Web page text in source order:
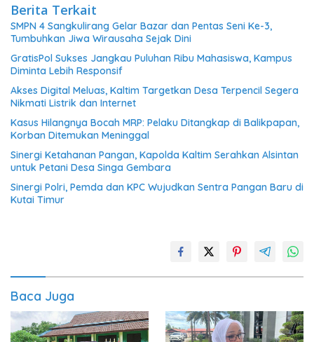
Berita Terkait
SMPN 4 Sangkulirang Gelar Bazar dan Pentas Seni Ke-3,
Tumbuhkan Jiwa Wirausaha Sejak Dini
GratisPol Sukses Jangkau Puluhan Ribu Mahasiswa, Kampus
Diminta Lebih Responsif
Akses Digital Meluas, Kaltim Targetkan Desa Terpencil Segera
Nikmati Listrik dan Internet
Kasus Hilangnya Bocah MRP: Pelaku Ditangkap di Balikpapan,
Korban Ditemukan Meninggal
Sinergi Ketahanan Pangan, Kapolda Kaltim Serahkan Alsintan
untuk Petani Desa Singa Gembara
Sinergi Polri, Pemda dan KPC Wujudkan Sentra Pangan Baru di
Kutai Timur
Baca Juga